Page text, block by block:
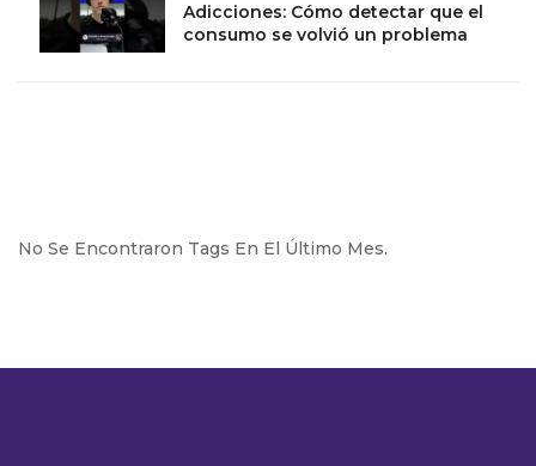
Adicciones: Cómo detectar que el
consumo se volvió un problema
No Se Encontraron Tags En El Último Mes.